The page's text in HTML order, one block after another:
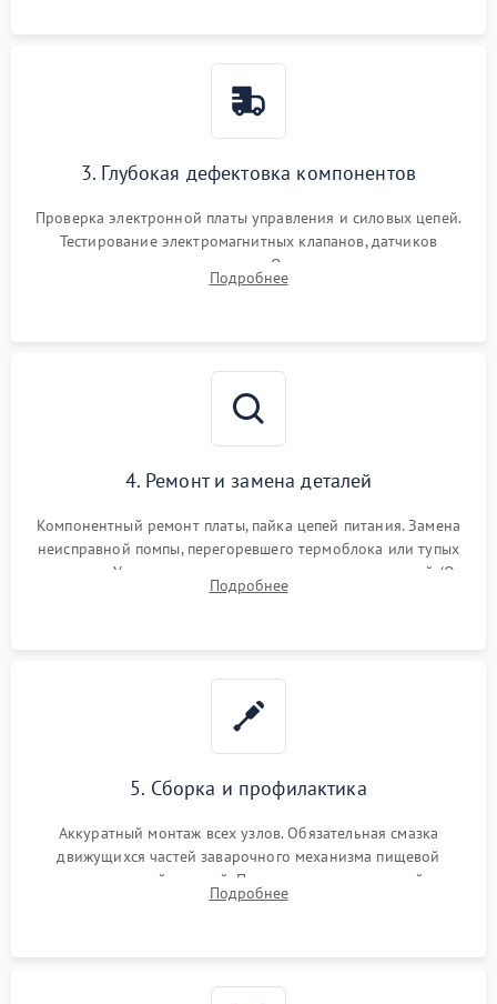
3. Глубокая дефектовка компонентов
Проверка электронной платы управления и силовых цепей.
Тестирование электромагнитных клапанов, датчиков
температуры и расходомера. Оценка степени износа
жерновов кофемолки, уплотнительных колец гидросистемы
Подробнее
4. Ремонт и замена деталей
Компонентный ремонт платы, пайка цепей питания. Замена
неисправной помпы, перегоревшего термоблока или тупых
жерновов. Установка новых силиконовых уплотнителей (O-
ring) и тефлоновых трубок для надежного устранения
Подробнее
5. Сборка и профилактика
Аккуратный монтаж всех узлов. Обязательная смазка
движущихся частей заварочного механизма пищевой
силиконовой смазкой. Проведение программной
декальцинации и очистки системы от кофейных масел.
Подробнее